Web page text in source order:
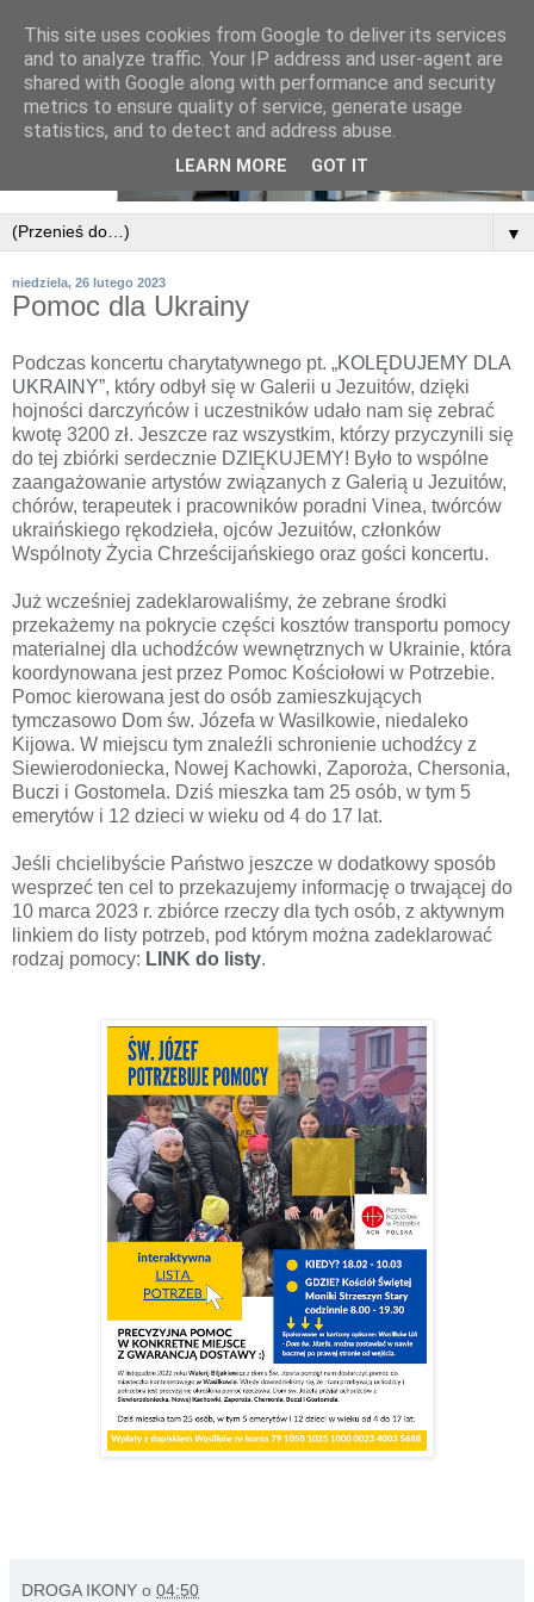
▼
niedziela, 26 lutego 2023
Pomoc dla Ukrainy
Podczas koncertu charytatywnego pt. „KOLĘDUJEMY DLA
UKRAINY”, który odbył się w Galerii u Jezuitów, dzięki
hojności darczyńców i uczestników udało nam się zebrać
kwotę 3200 zł. Jeszcze raz wszystkim, którzy przyczynili się
do tej zbiórki serdecznie DZIĘKUJEMY! Było to wspólne
zaangażowanie artystów związanych z Galerią u Jezuitów,
chórów, terapeutek i pracowników poradni Vinea, twórców
ukraińskiego rękodzieła, ojców Jezuitów, członków
Wspólnoty Życia Chrześcijańskiego oraz gości koncertu.
Już wcześniej zadeklarowaliśmy, że zebrane środki
przekażemy na pokrycie części kosztów transportu pomocy
materialnej dla uchodźców wewnętrznych w Ukrainie, która
koordynowana jest przez Pomoc Kościołowi w Potrzebie.
Pomoc kierowana jest do osób zamieszkujących
tymczasowo Dom św. Józefa w Wasilkowie, niedaleko
Kijowa. W miejscu tym znaleźli schronienie uchodźcy z
Siewierodoniecka, Nowej Kachowki, Zaporoża, Chersonia,
Buczi i Gostomela. Dziś mieszka tam 25 osób, w tym 5
emerytów i 12 dzieci w wieku od 4 do 17 lat.
Jeśli chcielibyście Państwo jeszcze w dodatkowy sposób
wesprzeć ten cel to przekazujemy informację o trwającej do
10 marca 2023 r. zbiórce rzeczy dla tych osób, z aktywnym
linkiem do listy potrzeb, pod którym można zadeklarować
rodzaj pomocy: LINK do listy.
DROGA IKONY o 04:50
This site uses cookies from Google to deliver its services
and to analyze traffic. Your IP address and user-agent are
shared with Google along with performance and security
metrics to ensure quality of service, generate usage
statistics, and to detect and address abuse.
LEARN MORE GOT IT